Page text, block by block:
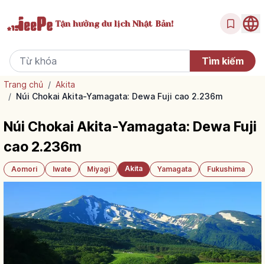
Tận hưởngdu lịch Nhật Bản!
Trang chủ / Akita
/ Núi Chokai Akita-Yamagata: Dewa Fuji cao 2.236m
Núi Chokai Akita-Yamagata: Dewa Fuji
cao 2.236m
Aomori Iwate Miyagi Akita Yamagata Fukushima